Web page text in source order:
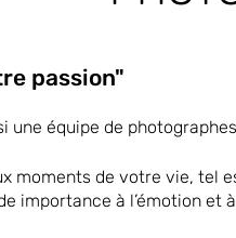
passion"
une équipe de
moments de votre vie, tel
importance à l’émotion et